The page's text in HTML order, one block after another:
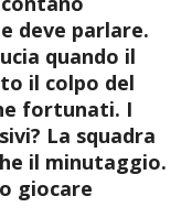
deve parlare.
quando il
il colpo del
fortunati. I
La squadra
il minutaggio.
giocare